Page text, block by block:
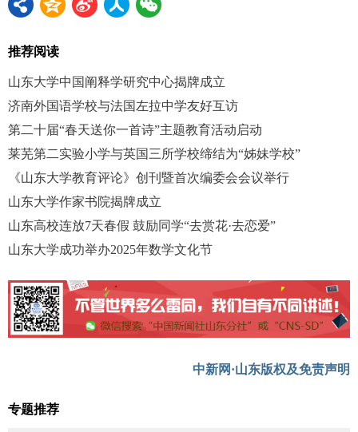
推荐阅读
山东大学中国阐释学研究中心揭牌成立
济南外国语学校与法国左拉中学友好互访
第二十届“春天送你一首诗”主题教育活动启动
莱芜第二实验小学与英国三所学校缔结为“姊妹学校”
《山东大学教育评论》创刊暨首次编委会会议举行
山东大学作家书院揭牌成立
山东高校连放7天春假 鼓励同学“去赏花·去恋爱”
山东大学成功举办2025年数学文化节
中新网·山东版权及免责声明
专题推荐